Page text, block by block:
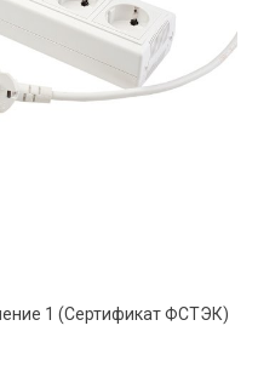
1 (Сертификат ФСТЭК)